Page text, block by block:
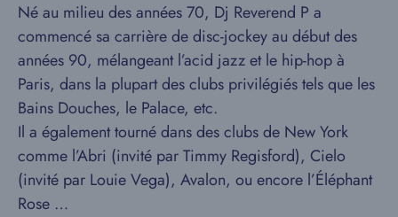
Né au milieu des années 70, Dj Reverend P a
commencé sa carrière de disc-jockey au début des
années 90, mélangeant l’acid jazz et le hip-hop à
Paris, dans la plupart des clubs privilégiés tels que les
Bains Douches, le Palace, etc.
Il a également tourné dans des clubs de New York
comme l’Abri (invité par Timmy Regisford), Cielo
(invité par Louie Vega), Avalon, ou encore l’Éléphant
Rose …